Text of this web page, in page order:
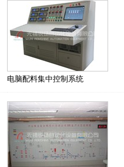
电脑配料集中控制系统